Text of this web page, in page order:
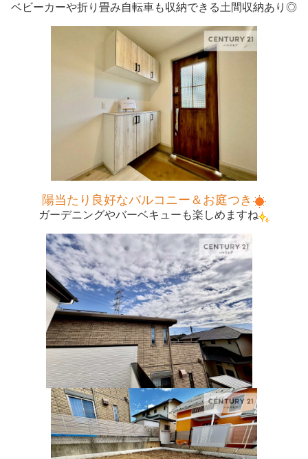
ベビーカーや折り畳み自転車も収納できる土間収納あり◎
陽当たり良好なバルコニー＆お庭つき
ガーデニングやバーベキューも楽しめますね